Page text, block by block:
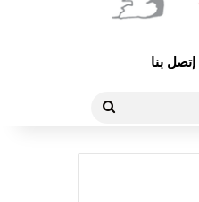
إتصل بنا